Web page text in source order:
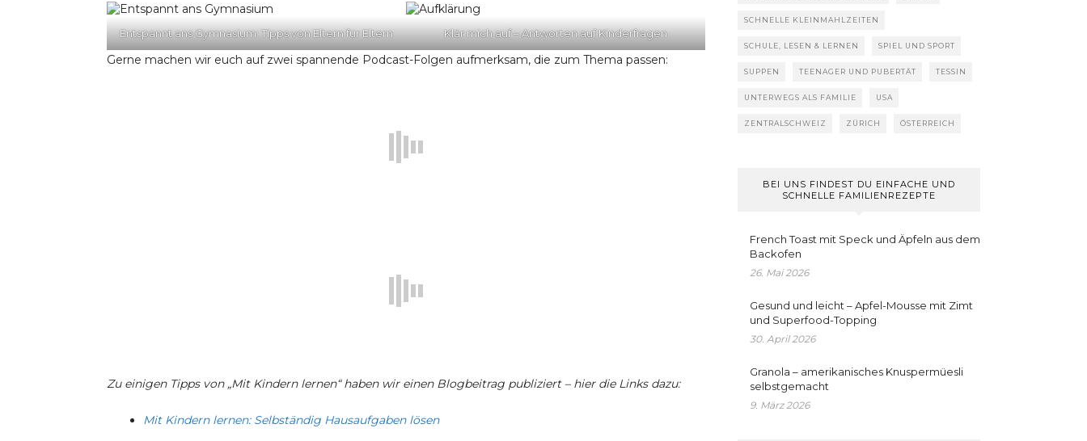
Entspannt ans Gymnasium: Tipps von Eltern für Eltern Klär mich auf – Antworten auf Kinderfragen
Gerne machen wir euch auf zwei spannende Podcast-Folgen aufmerksam, die zum Thema passen:
Zu einigen Tipps von „Mit Kindern lernen“ haben wir einen Blogbeitrag publiziert – hier die Links dazu:
Mit Kindern lernen: Selbständig Hausaufgaben lösen
SCHNELLE KLEINMAHLZEITEN
SCHULE, LESEN & LERNEN SPIEL UND SPORT
SUPPEN TEENAGER UND PUBERTÄT TESSIN
UNTERWEGS ALS FAMILIE USA
ZENTRALSCHWEIZ ZÜRICH ÖSTERREICH
BEI UNS FINDEST DU EINFACHE UND
SCHNELLE FAMILIENREZEPTE
French Toast mit Speck und Äpfeln aus dem
Backofen
26. Mai 2026
Gesund und leicht – Apfel-Mousse mit Zimt
und Superfood-Topping
30. April 2026
Granola – amerikanisches Knuspermüesli
selbstgemacht
9. März 2026